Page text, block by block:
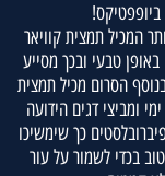
המכיל תמצית קוויאר
טבעי ובכך מסייע
הסרום מכיל תמצית
ומביצי דגים הידועה
כך שימשיכו
בכדי לשמור על עור